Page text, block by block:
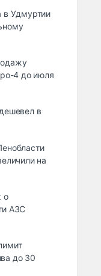
в Удмуртии
4 до июля
в
на
о
АЗС
до 30